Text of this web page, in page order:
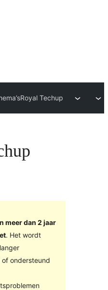
Royal Techup
meer dan 2 jaar
. Het wordt
ondersteund